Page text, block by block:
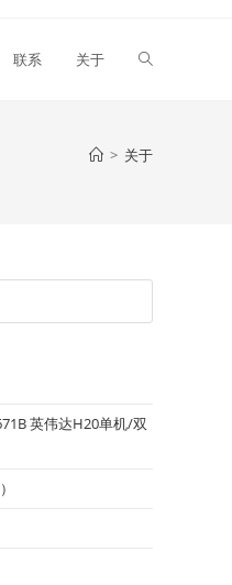
联系 关于 Toggle
> 关于
Escape
英伟达H20单机/双